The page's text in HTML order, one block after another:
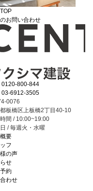
お問い合わせ
0120-800-844
03-6912-3505
0076
板橋区上板橋2丁目40-10
間 / 10:00~19:00
/ 毎週火・水曜
要
フ
の声
せ
約
わせ